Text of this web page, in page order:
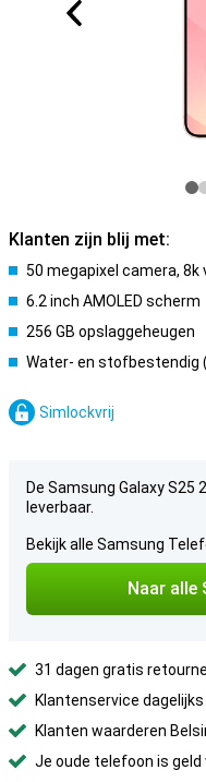
Klanten zijn blij met:
50 megapixel camera, 8k
6.2 inch AMOLED scherm
256 GB opslaggeheugen
Water- en stofbestendig
Simlockvrij
De Samsung Galaxy S25
leverbaar.
Bekijk alle Samsung
Naar alle
31 dagen gratis
Klantenservice
Klanten waarderen
Je oude telefoon is geld